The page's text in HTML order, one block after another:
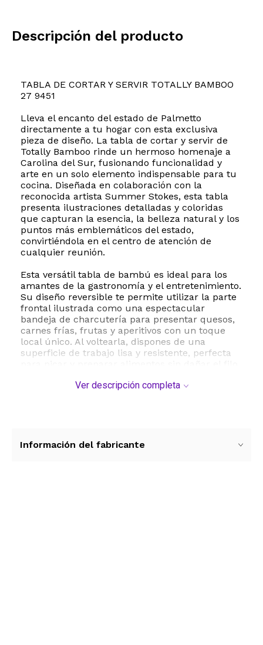
Descripción del producto
TABLA DE CORTAR Y SERVIR TOTALLY BAMBOO
27 9451
Lleva el encanto del estado de Palmetto
directamente a tu hogar con esta exclusiva
pieza de diseño. La tabla de cortar y servir de
Totally Bamboo rinde un hermoso homenaje a
Carolina del Sur, fusionando funcionalidad y
arte en un solo elemento indispensable para tu
cocina. Diseñada en colaboración con la
reconocida artista Summer Stokes, esta tabla
presenta ilustraciones detalladas y coloridas
que capturan la esencia, la belleza natural y los
puntos más emblemáticos del estado,
convirtiéndola en el centro de atención de
cualquier reunión.
Esta versátil tabla de bambú es ideal para los
amantes de la gastronomía y el entretenimiento.
Su diseño reversible te permite utilizar la parte
frontal ilustrada como una espectacular
bandeja de charcutería para presentar quesos,
carnes frías, frutas y aperitivos con un toque
local único. Al voltearla, dispones de una
superficie de trabajo lisa y resistente, perfecta
naturales del bambú.
permite exhibirla fácilmente en la pared de tu
Ver descripción completa
Información del fabricante